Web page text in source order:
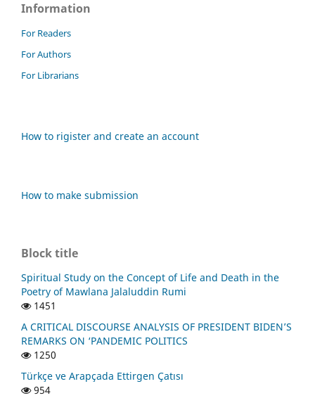
Information
For Readers
For Authors
For Librarians
How to rigister and create an account
How to make submission
Block title
Spiritual Study on the Concept of Life and Death in the
Poetry of Mawlana Jalaluddin Rumi
1451
A CRITICAL DISCOURSE ANALYSIS OF PRESIDENT BIDEN’S
REMARKS ON ‘PANDEMIC POLITICS
1250
Türkçe ve Arapçada Ettirgen Çatısı
954